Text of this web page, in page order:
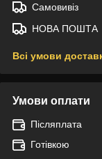
Самовивіз
НОВА ПОШТА
Всі умови
Умови оплати
Післяплата
Готівкою